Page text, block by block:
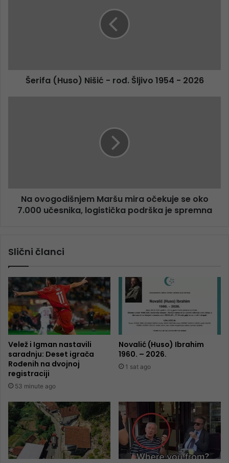
Šerifa (Huso) Nišić - rođ. Šljivo 1954 - 2026
Na ovogodišnjem Maršu mira očekuje se oko
7.000 učesnika, logistička podrška je spremna
Slični članci
Velež i Igman nastavili
saradnju: Deset igrača
Rođenih na dvojnoj
registraciji
53 minute ago
Novalić (Huso) Ibrahim
1960. – 2026.
1 sat ago